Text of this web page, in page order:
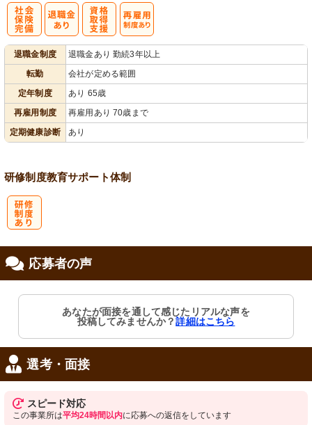
退職金制度
退職金あり 勤続3年以上
転勤
会社が定める範囲
定年制度
あり 65歳
再雇用制度
再雇用あり 70歳まで
定期健康診断
あり
研修制度教育サポート体制
応募者の声
あなたが面接を通して感じたリアルな声を
投稿してみませんか？詳細はこちら
選考・面接
スピード対応
この事業所は平均24時間以内に応募への返信をしています